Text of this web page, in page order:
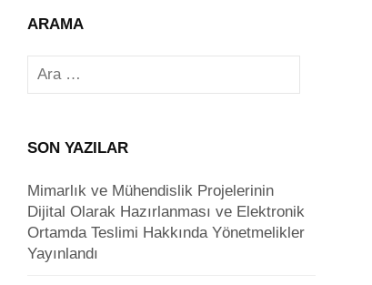
ARAMA
Arama:
SON YAZILAR
Mimarlık ve Mühendislik Projelerinin
Dijital Olarak Hazırlanması ve Elektronik
Ortamda Teslimi Hakkında Yönetmelikler
Yayınlandı